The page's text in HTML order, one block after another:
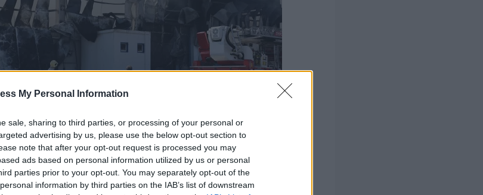
My Personal Information
sale, sharing to third parties, or processing of your personal or
advertising by us, please use the below opt-out section to
note that after your opt-out request is processed you may
ads based on personal information utilized by us or personal
parties prior to your opt-out. You may separately opt-out of the
information by third parties on the IAB’s list of downstream